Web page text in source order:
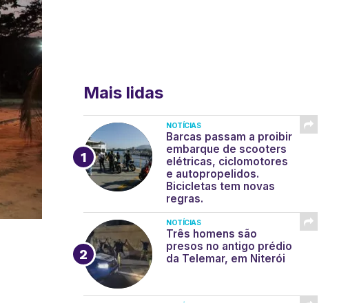
Mais lidas
NOTÍCIAS
Barcas passam a proibir
embarque de scooters
elétricas, ciclomotores
e autopropelidos.
Bicicletas tem novas
regras.
NOTÍCIAS
Três homens são
presos no antigo prédio
da Telemar, em Niterói